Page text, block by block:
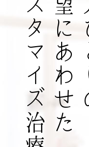
希望にあわせた